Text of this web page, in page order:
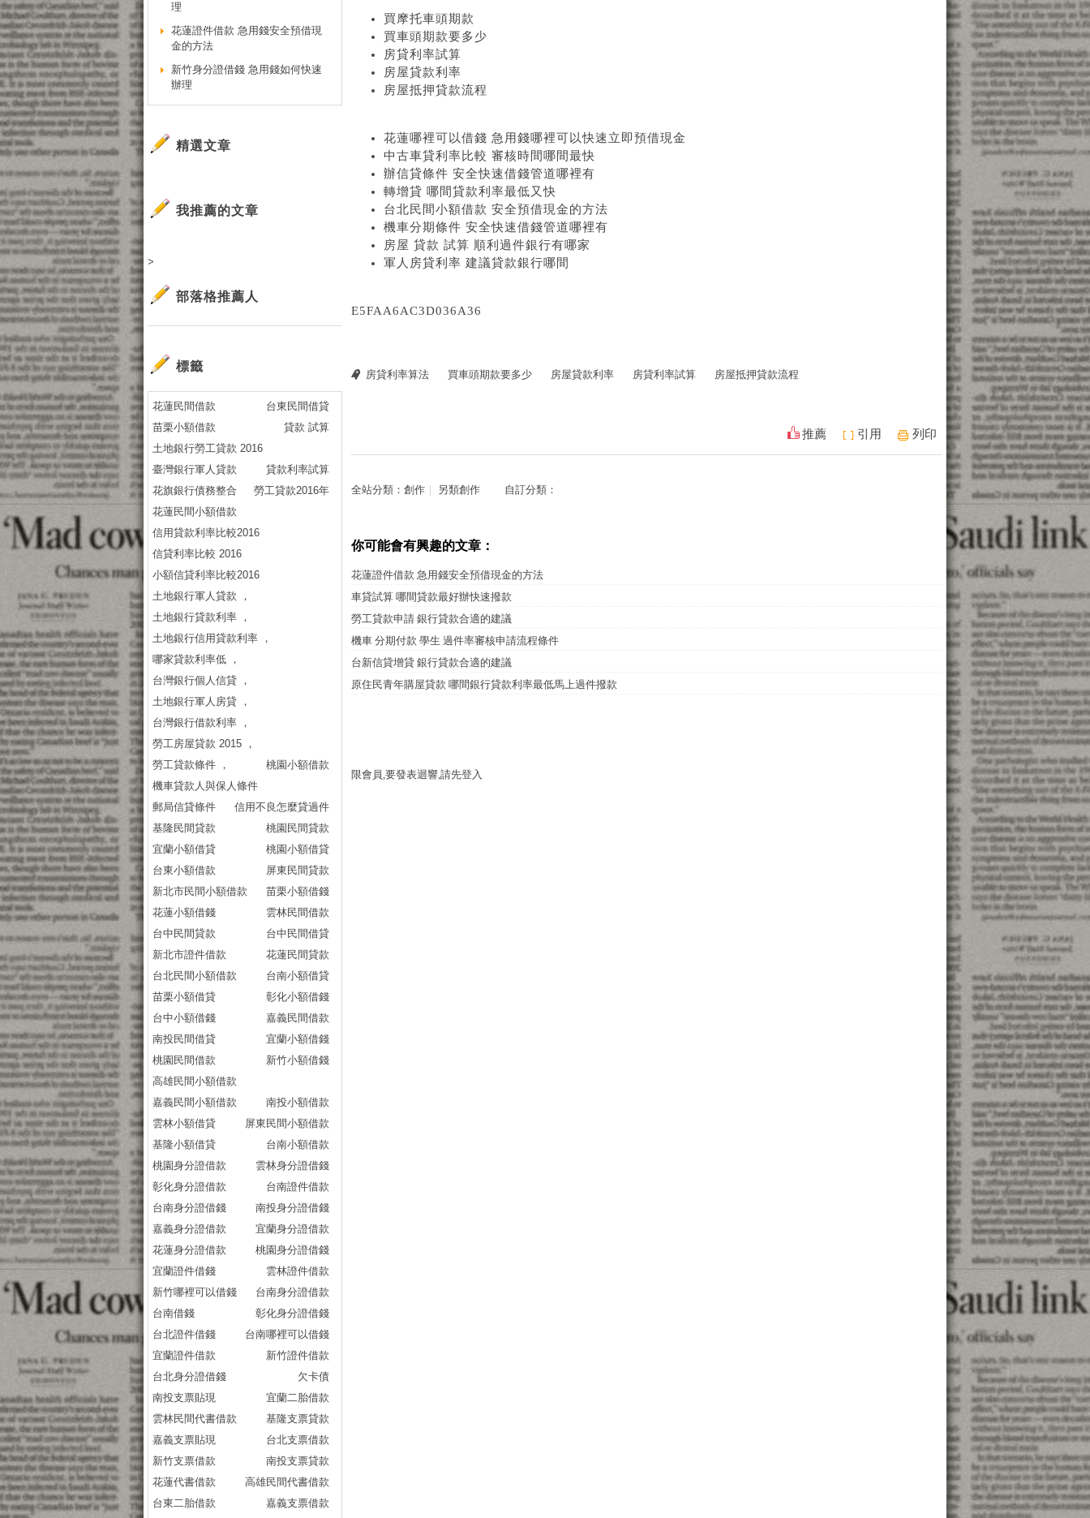
買摩托車頭期款
買車頭期款要多少
房貸利率試算
房屋貸款利率
房屋抵押貸款流程
花蓮哪裡可以借錢 急用錢哪裡可以快速立即預借現金
中古車貸利率比較 審核時間哪間最快
辦信貸條件 安全快速借錢管道哪裡有
轉增貸 哪間貸款利率最低又快
台北民間小額借款 安全預借現金的方法
機車分期條件 安全快速借錢管道哪裡有
房屋 貸款 試算 順利過件銀行有哪家
軍人房貸利率 建議貸款銀行哪間
E5FAA6AC3D036A36
房貸利率算法 買車頭期款要多少 房屋貸款利率 房貸利率試算 房屋抵押貸款流程
推薦 引用 列印
全站分類： 創作 另類創作 自訂分類：
你可能會有興趣的文章：
花蓮證件借款 急用錢安全預借現金的方法
車貸試算 哪間貸款最好辦快速撥款
勞工貸款申請 銀行貸款合適的建議
機車 分期付款 學生 過件率審核申請流程條件
台新信貸增貸 銀行貸款合適的建議
原住民青年購屋貸款 哪間銀行貸款利率最低馬上過件撥款
限會員,要發表迴響,請先登入
理
花蓮證件借款 急用錢安全預借現
金的方法
新竹身分證借錢 急用錢如何快速
辦理
精選文章
我推薦的文章
>
部落格推薦人
標籤
花蓮民間借款
台東民間借貸
苗栗小額借款
貸款 試算
土地銀行勞工貸款 2016
臺灣銀行軍人貸款
貸款利率試算
花旗銀行債務整合
勞工貸款2016年
花蓮民間小額借款
信用貸款利率比較2016
信貸利率比較 2016
小額信貸利率比較2016
土地銀行軍人貸款 ，
土地銀行貸款利率 ，
土地銀行信用貸款利率 ，
哪家貸款利率低 ，
台灣銀行個人信貸 ，
土地銀行軍人房貸 ，
台灣銀行借款利率 ，
勞工房屋貸款 2015 ，
勞工貸款條件 ，
桃園小額借款
機車貸款人與保人條件
郵局信貸條件
信用不良怎麼貸過件
基隆民間貸款
桃園民間貸款
宜蘭小額借貸
桃園小額借貸
台東小額借款
屏東民間貸款
新北市民間小額借款
苗栗小額借錢
花蓮小額借錢
雲林民間借款
台中民間貸款
台中民間借貸
新北市證件借款
花蓮民間貸款
台北民間小額借款
台南小額借貸
苗栗小額借貸
彰化小額借錢
台中小額借錢
嘉義民間借款
南投民間借貸
宜蘭小額借錢
桃園民間借款
新竹小額借錢
高雄民間小額借款
嘉義民間小額借款
南投小額借款
雲林小額借貸
屏東民間小額借款
基隆小額借貸
台南小額借款
桃園身分證借款
雲林身分證借錢
彰化身分證借款
台南證件借款
台南身分證借錢
南投身分證借錢
嘉義身分證借款
宜蘭身分證借款
花蓮身分證借款
桃園身分證借錢
宜蘭證件借錢
雲林證件借款
新竹哪裡可以借錢
台南身分證借款
台南借錢
彰化身分證借錢
台北證件借錢
台南哪裡可以借錢
宜蘭證件借款
新竹證件借款
台北身分證借錢
欠卡債
南投支票貼現
宜蘭二胎借款
雲林民間代書借款
基隆支票貸款
嘉義支票貼現
台北支票借款
新竹支票借款
南投支票貸款
花蓮代書借款
高雄民間代書借款
台東二胎借款
嘉義支票借款